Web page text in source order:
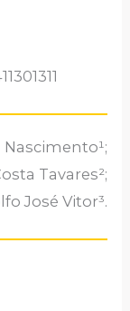
Tavares²;
José Vitor³.